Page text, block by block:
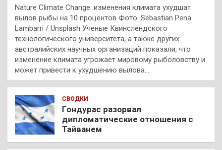
Nature Climate Change: изменения климата ухудшат
вылов рыбы на 10 процентов Фото: Sebastian Pena
Lambarri / Unsplash Ученые Квинслендского
технологического университета, а также других
австралийских научных организаций показали, что
изменение климата угрожает мировому рыболовству и
может привести к ухудшению вылова…
СВОДКИ
Гондурас разорвал
дипломатические отношения с
Тайванем